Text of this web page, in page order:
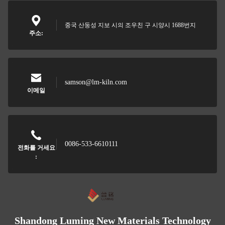
주소:
중국 산둥성 지보 시의 조우친 구 시양시 1688번지
이메일
samson@lm-kiln.com
전화를 거세요
:
0086-533-6610111
Shandong Luming New Materials Technology